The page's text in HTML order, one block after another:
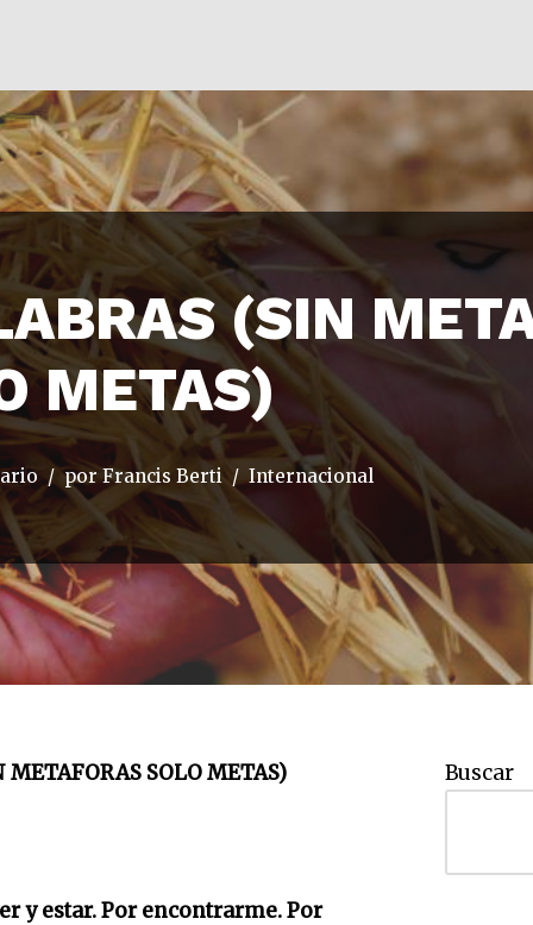
(SIN
METAS)
por Francis Berti Internacional
SOLO METAS)
y estar. Por encontrarme. Por
Buscar